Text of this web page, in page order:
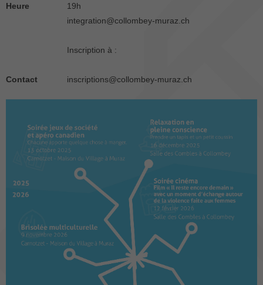
Heure
19h
Contact
integration@collombey-muraz.ch
Inscription à :
inscriptions@collombey-muraz.ch